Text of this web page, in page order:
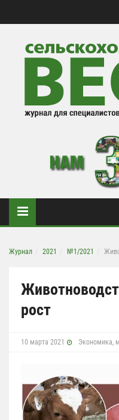
Журнал 2021 №1/2021
рост
10 марта 2021 Экономика,